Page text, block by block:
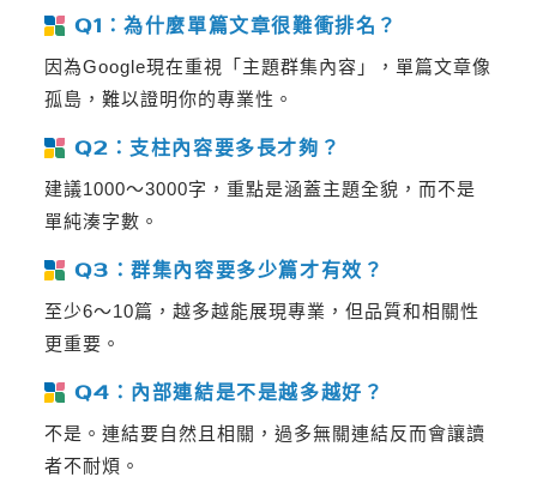
Q1：為什麼單篇文章很難衝排名？
因為Google現在重視「主題群集內容」，單篇文章像
孤島，難以證明你的專業性。
Q2：支柱內容要多長才夠？
建議1000～3000字，重點是涵蓋主題全貌，而不是
單純湊字數。
Q3：群集內容要多少篇才有效？
至少6～10篇，越多越能展現專業，但品質和相關性
更重要。
Q4：內部連結是不是越多越好？
不是。連結要自然且相關，過多無關連結反而會讓讀
者不耐煩。